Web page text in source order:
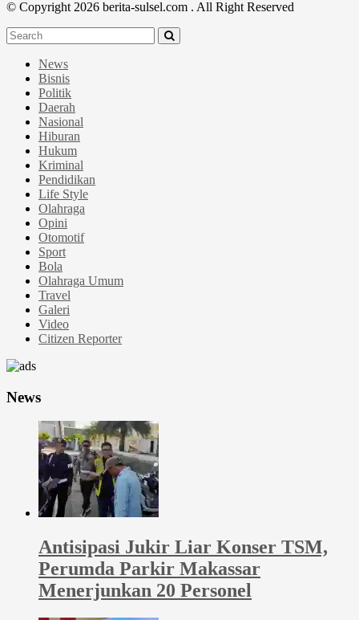
© Copyright 2026 berita-sulsel.com . All Right Reserved
News
Bisnis
Politik
Daerah
Nasional
Hiburan
Hukum
Kriminal
Pendidikan
Life Style
Olahraga
Opini
Otomotif
Sport
Bola
Olahraga Umum
Travel
Galeri
Video
Citizen Reporter
News
Antisipasi Jukir Liar Konser TSM,
Perumda Parkir Makassar
Menerjunkan 20 Personel